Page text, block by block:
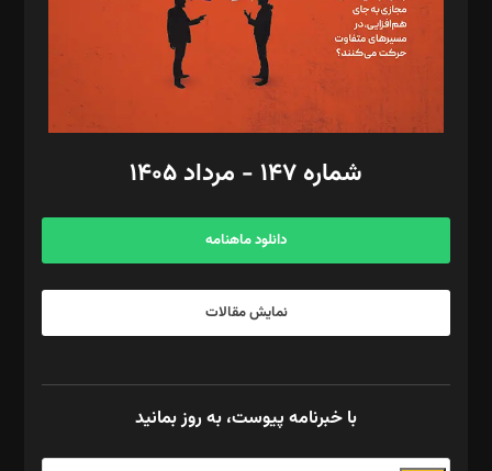
فیلمبرداری و عکاسی: امیر شفیعی، مانی لطفی زاده
گرافیک و صفحه‌آرایی: سید‌سبحان‌علی ثابت
مد‌یر توسعه تجاری: کامبیز برید‌
امور مالی: شاپور رهبری، محمد‌ کاظمی‌نیا
آگهی و مشترکین: ۰۹۱۹۹۹۹۰۴۵۴
شماره ۱۴۷ - مرداد ۱۴۰۵
دانلود ماهنامه
نمایش مقالات
با خبرنامه پیوست، به روز بمانید